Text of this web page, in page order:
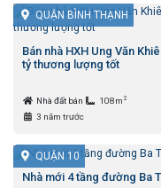
QUẬN BÌNH THẠNH
Bán nhà HXH Ung Văn
tỷ thương lượng tốt
Nhà đất bán 108m 2
3 năm trước
QUẬN 10
Nhà mới 4 tầng đường Ba